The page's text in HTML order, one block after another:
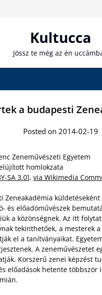
Kultucca
Jössz te még az én
a budapesti
Posted on 2014-02-19
SA 3.0], via Wikimedia
Zeneakadémia
és előadóművészek
a közönségnek. Az itt
tekinthetőek, a mesterek
el a tanítványaikat.
A zeneművészetet
Korszerű zenei képzést
előadások hetente többször